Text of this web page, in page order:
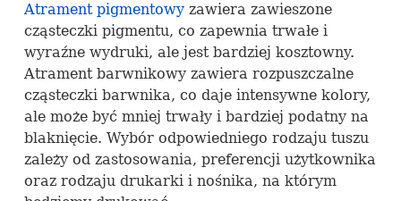
Atrament pigmentowyzawiera zawieszone
cząsteczki pigmentu, co zapewnia trwałe i
wyraźne wydruki, ale jest bardziej kosztowny.
Atrament barwnikowy zawiera rozpuszczalne
cząsteczki barwnika, co daje intensywne kolory,
ale może być mniej trwały i bardziej podatny na
blaknięcie. Wybór odpowiedniego rodzaju tuszu
zależy od zastosowania, preferencji użytkownika
oraz rodzaju drukarki i nośnika, na którym